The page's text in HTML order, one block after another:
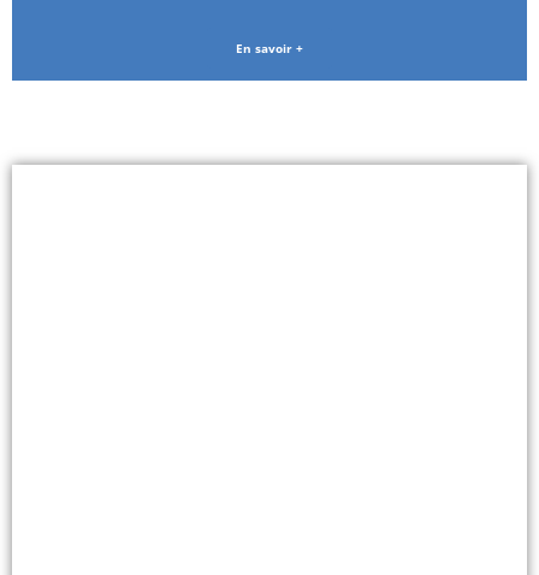
En savoir +